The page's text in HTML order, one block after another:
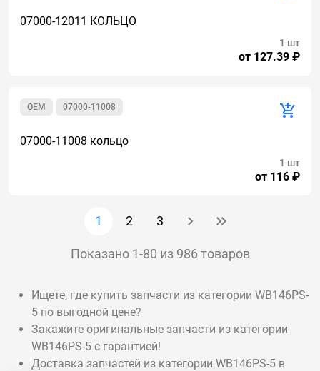
07000-12011 КОЛЬЦО
от 127.39 ₽
1 шт
07000-11008
OEM
07000-11008 кольцо
от 116 ₽
1 шт
1 2 3
Показано 1-80 из 986 товаров
Ищете, где купить запчасти из категории WB146PS-
5 по выгодной цене?
Закажите оригинальные запчасти из категории
WB146PS-5 с гарантией!
Доставка запчастей из категории WB146PS-5 в